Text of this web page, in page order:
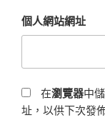
個人網站網址
在瀏覽器中
址，以供下次發